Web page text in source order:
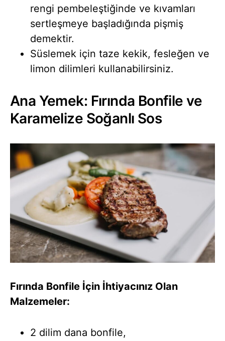
rengi pembeleştiğinde ve kıvamları
sertleşmeye başladığında pişmiş
demektir.
Süslemek için taze kekik, fesleğen ve
limon dilimleri kullanabilirsiniz.
Ana Yemek: Fırında Bonfile ve
Karamelize Soğanlı Sos
Fırında Bonfile İçin İhtiyacınız Olan
Malzemeler:
2 dilim dana bonfile,